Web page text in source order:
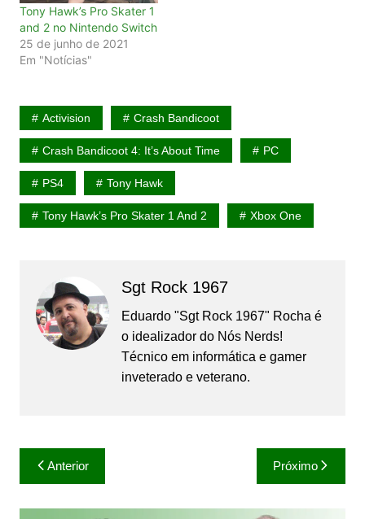
Tony Hawk’s Pro Skater 1
and 2 no Nintendo Switch
25 de junho de 2021
Em "Notícias"
Activision Crash Bandicoot
Crash Bandicoot 4: It’s About Time PC
PS4 Tony Hawk
Tony Hawk’s Pro Skater 1 And 2 Xbox One
Sgt Rock 1967
Eduardo "Sgt Rock 1967" Rocha é
o idealizador do Nós Nerds!
Técnico em informática e gamer
inveterado e veterano.
Navegação
de
Post
Anterior Próximo